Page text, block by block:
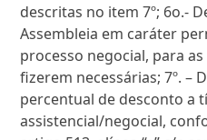
descritas no item 7º; 6o.-
Assembleia em caráter
processo negocial, para
fizerem necessárias; 7º. –
percentual de desconto a
assistencial/negocial,